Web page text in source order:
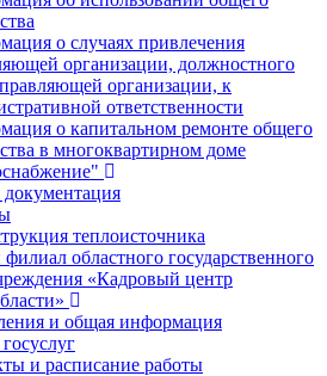
о случаях привлечения
организации, должностного
организации, к
ответственности
о капитальном ремонте общего
в многоквартирном доме
теплоисточника
областного государственного
«Кадровый центр
и общая информация
и расписание работы